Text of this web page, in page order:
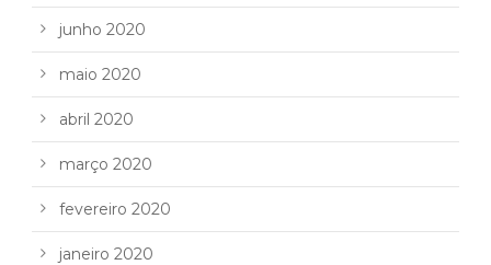
junho 2020
maio 2020
abril 2020
março 2020
fevereiro 2020
janeiro 2020